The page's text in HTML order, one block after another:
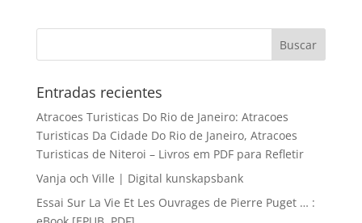
Entradas recientes
Atracoes Turisticas Do Rio de Janeiro: Atracoes
Turisticas Da Cidade Do Rio de Janeiro, Atracoes
Turisticas de Niteroi – Livros em PDF para Refletir
Vanja och Ville | Digital kunskapsbank
Essai Sur La Vie Et Les Ouvrages de Pierre Puget … :